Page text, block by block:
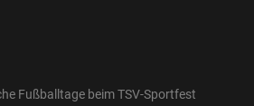
Fußballtage beim TSV-Sportfest